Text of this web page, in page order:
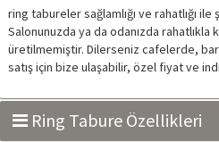
ring tabureler sağlamlığı ve rahatlığı
Salonunuzda ya da odanızda
üretilmemiştir. Dilerseniz cafelerde,
satış için bize ulaşabilir, özel fiyat ve
Ring Tabure Özellikleri